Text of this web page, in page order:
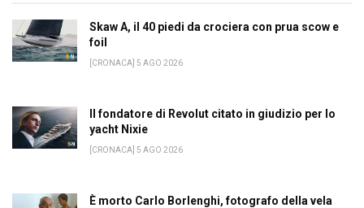
Skaw A, il 40 piedi da crociera con prua scow e
foil
[CRONACA] 5 AGO 2026
Il fondatore di Revolut citato in giudizio per lo
yacht Nixie
[CRONACA] 5 AGO 2026
È morto Carlo Borlenghi, fotografo della vela